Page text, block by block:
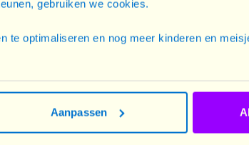
gebruiken we cookies.
te optimaliseren en nog meer kinderen en
Aanpassen
les filles
En
avec